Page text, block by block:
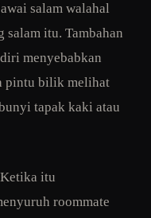
salam walahal
salam itu. Tambahan
menyebabkan
pintu bilik melihat
tapak kaki atau
Ketika itu
roommate